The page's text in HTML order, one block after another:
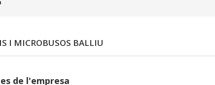
I MICROBUSOS BALLIU
de l'empresa